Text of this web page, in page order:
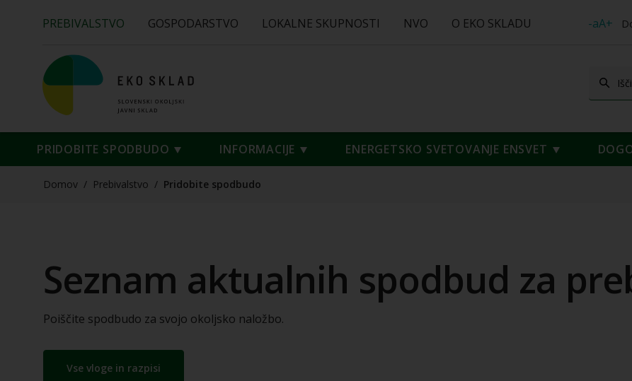
PREBIVALSTVO GOSPODARSTVO LOKALNE SKUPNOSTI NVO O EKO SKLADU -aA+
PRIDOBITE SPODBUDO INFORMACIJE ENERGETSKO SVETOVANJE ENSVET
Domov / Prebivalstvo / Pridobite spodbudo
Seznam aktualnih spodbud za
Poiščite spodbudo za svojo okoljsko naložbo.
Vse vloge in razpisi